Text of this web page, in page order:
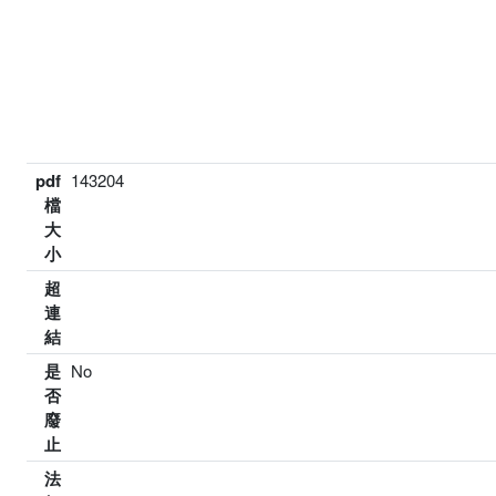
pdf
檔
大
小
143204
超
連
結
是
否
廢
止
No
法